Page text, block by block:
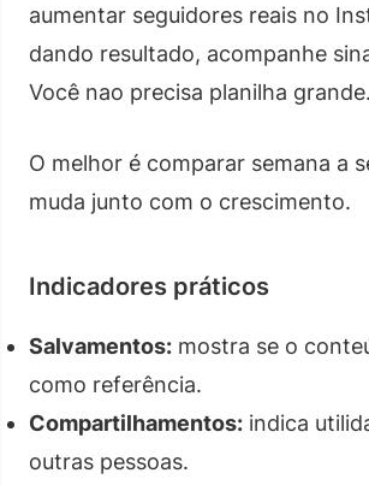
aumentar seguidores reais no
dando resultado, acompanhe
Você nao precisa planilha grande.
O melhor é comparar semana a
muda junto com o crescimento.
Indicadores práticos
Salvamentos: mostra se o
como referência.
Compartilhamentos: indica
outras pessoas.